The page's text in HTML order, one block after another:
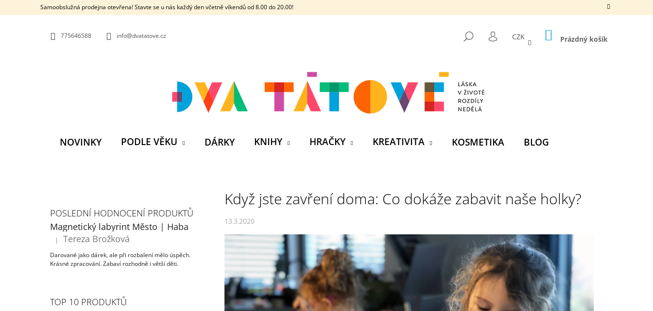
Samoobslužná prodejna otevřena! Stavte se u nás každý den včetně víkendů od 8.00 do 20.00!
775646588 info@dvatatove.cz HLEDAT
PŘIHLÁŠENÍ
CZK NÁKUPNÍ
KOŠÍK
Prázdný košík
NOVINKY PODLE VĚKU DÁRKY KNIHY HRAČKY KREATIVITA KOSMETIKA BLOG
POSLEDNÍ HODNOCENÍ PRODUKTŮ
Magnetický labyrint Město | Haba
Hodnocení produktu je 5 z 5 hvězdiček.
| Tereza Brožková
Darované jako dárek, ale při rozbalení mělo úspěch.
Krásné zpracování. Zabaví rozhodně i větší děti.
TOP 10 PRODUKTŮ
Když jste zavření doma: Co dokáže zabavit naše holky?
13.3.2020
O
HLEDAT
MŮJ PRÁZDNINOVÝ KÁMOŠ - KNIHA
ÚKOLŮ A AKTIVIT (3 - 6 LET) | DVA
TÁTOVÉ
199 Kč
ČELOVKA - ČESKÁ HÁDACÍ HRA SE 4
ČELENKAMI A KARTAMI | DVA TÁTOVÉ
55 Kč